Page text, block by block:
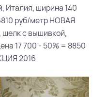
Италия, ширина 140
руб/метр НОВАЯ
с вышивкой,
17 700 - 50% = 8850
2016